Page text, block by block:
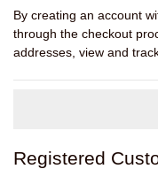
By creating an account
through the checkout
addresses, view and
Registered